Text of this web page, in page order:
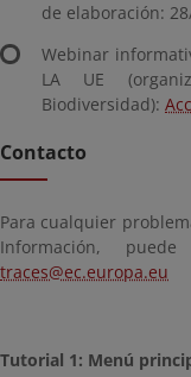
de elaboración:
Webinar
LA UE
Biodiversidad):
Contacto
Para cualquier
Información,
traces@ec.europa.eu
Tutorial 1: Menú